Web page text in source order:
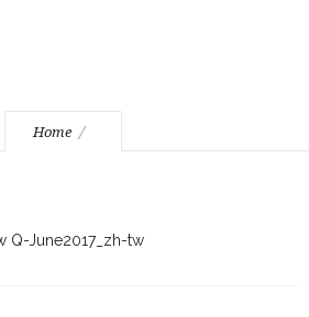
Home
Q-June2017_zh-tw